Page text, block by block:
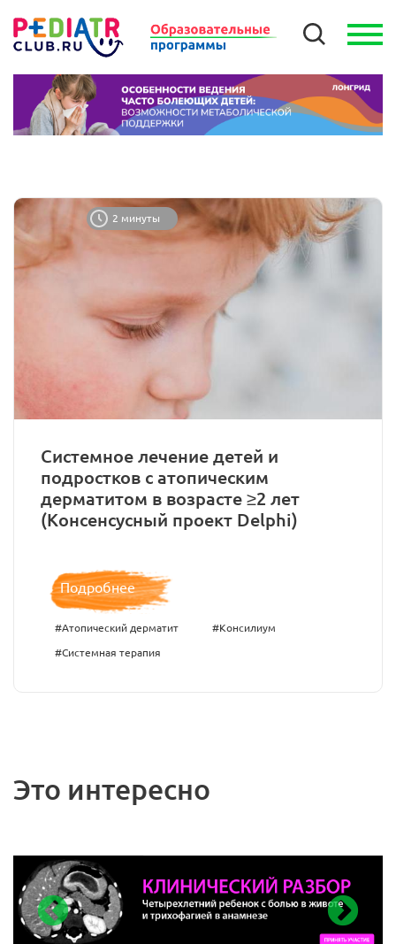
2 минуты
Системное лечение детей и
подростков с атопическим
дерматитом в возрасте ≥2 лет
(Консенсусный проект Delphi)
Подробнее
#Атопический дерматит #Консилиум
#Системная терапия
Это интересно